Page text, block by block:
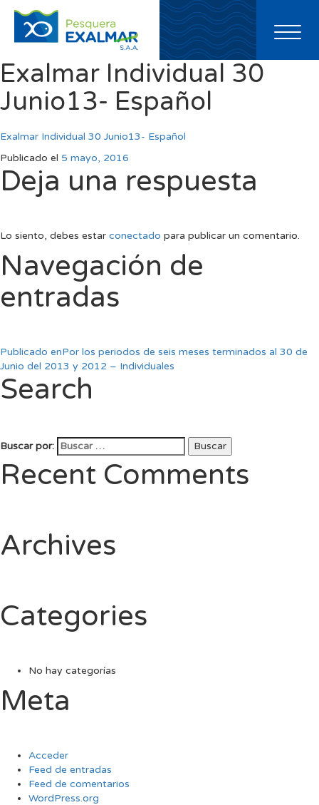
Toggle
Exalmar Individual 30
Junio13- Español
Exalmar Individual 30 Junio13- Español
Publicado el 5 mayo, 2016
Deja una respuesta
Lo siento, debes estar conectado para publicar un comentario.
Navegación de
entradas
Publicado enPor los periodos de seis meses terminados al 30 de
Junio del 2013 y 2012 – Individuales
Search
Buscar por: Buscar
Recent Comments
Archives
Categories
No hay categorías
Meta
Acceder
Feed de entradas
Feed de comentarios
WordPress.org